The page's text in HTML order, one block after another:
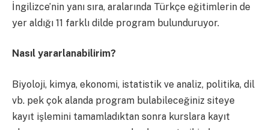
İngilizce’nin yanı sıra, aralarında Türkçe eğitimlerin de
yer aldığı 11 farklı dilde program bulunduruyor.
Nasıl yararlanabilirim?
Biyoloji, kimya, ekonomi, istatistik ve analiz, politika, dil
vb. pek çok alanda program bulabileceğiniz siteye
kayıt işlemini tamamladıktan sonra kurslara kayıt